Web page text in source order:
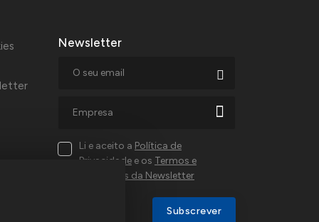
Newsletter
Li e aceito a Política de
Privacidade e os Termos e
Condições da Newsletter
Subscrever